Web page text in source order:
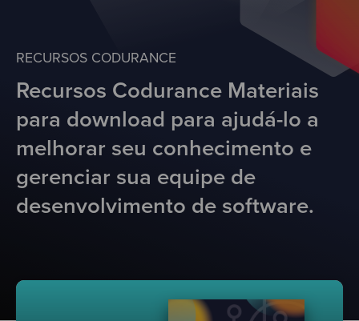
Quem somos
Fale conosco
RECURSOS CODURANCE
Recursos Codurance Materiais
para download para ajudá-lo a
melhorar seu conhecimento e
gerenciar sua equipe de
desenvolvimento de software.